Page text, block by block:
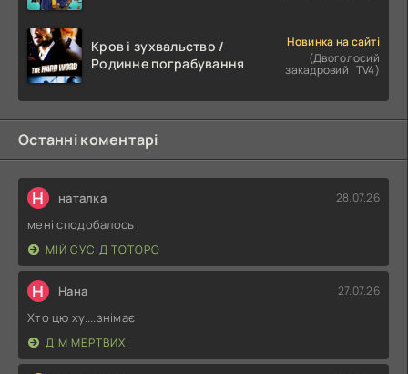
Кров і зухвальство /
Родинне пограбування
Новинка на сайті
(Двоголосий
закадровий | TV4)
Останні коментарі
Н наталка 28.07.26
мені сподобалось
МІЙ СУСІД ТОТОРО
Н Нана 27.07.26
Хто цю ху....знімає
ДІМ МЕРТВИХ